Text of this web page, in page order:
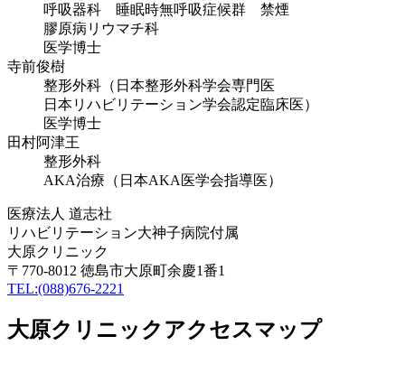
呼吸器科 睡眠時無呼吸症候群 禁煙
膠原病リウマチ科
医学博士
寺前俊樹
整形外科（日本整形外科学会専門医
日本リハビリテーション学会認定臨床医）
医学博士
田村阿津王
整形外科
AKA治療（日本AKA医学会指導医）
医療法人 道志社
リハビリテーション大神子病院付属
大原クリニック
〒770-8012 徳島市大原町余慶1番1
TEL:(088)676-2221
大原クリニックアクセスマップ